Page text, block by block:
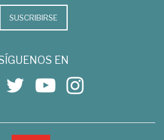
SUSCRIBIRSE
EN